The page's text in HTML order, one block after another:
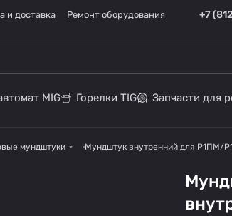
и доставка Ремонт оборудования +7
MIG Горелки TIG Запчасти для
мундштуки Мундштук внутренний для Р1ПМ/